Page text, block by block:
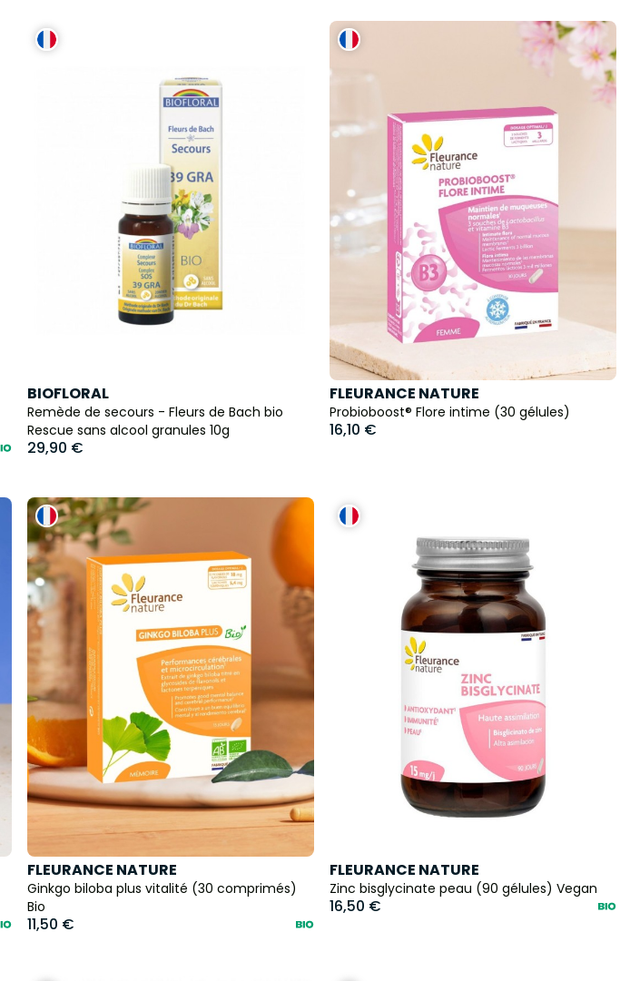
BIOFLORAL
Remède de secours - Fleurs de Bach bio
Rescue sans alcool granules 10g
29,90 €
FLEURANCE NATURE
Probioboost® Flore intime (30 gélules)
16,10 €
FLEURANCE NATURE
Ginkgo biloba plus vitalité (30 comprimés)
Bio
11,50 €
FLEURANCE NATURE
Zinc bisglycinate peau (90 gélules) Vegan
16,50 €